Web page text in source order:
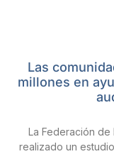
Las
millones en
La Federación de
realizado un